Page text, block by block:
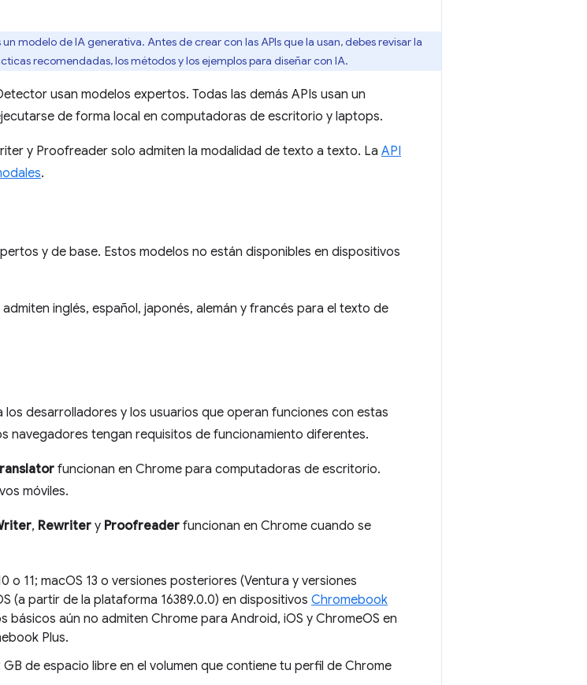
modelo de IA generativa. Antes de crear con las APIs que la usan, debes revisar la
recomendadas, los métodos y los ejemplos para diseñar con IA.
usan modelos expertos. Todas las demás APIs usan un
de forma local en computadoras de escritorio y laptops.
y Proofreader solo admiten la modalidad de texto a texto. La API
.
y de base. Estos modelos no están disponibles en dispositivos
inglés, español, japonés, alemán y francés para el texto de
los desarrolladores y los usuarios que operan funciones con estas
navegadores tengan requisitos de funcionamiento diferentes.
funcionan en Chrome para computadoras de escritorio.
móviles.
, Rewriter y Proofreader funcionan en Chrome cuando se
o 11; macOS 13 o versiones posteriores (Ventura y versiones
(a partir de la plataforma 16389.0.0) en dispositivos Chromebook
básicos aún no admiten Chrome para Android, iOS y ChromeOS en
Plus.
GB de espacio libre en el volumen que contiene tu perfil de Chrome